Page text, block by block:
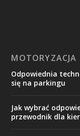
MOTORYZACJA
Odpowiednia
się na parkingu
Jak wybrać
przewodnik dla